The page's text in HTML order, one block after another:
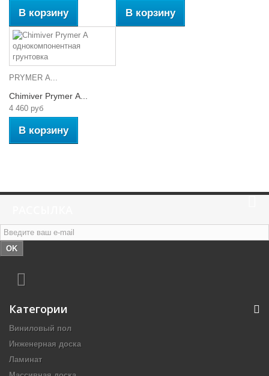
В корзину В корзину
PRYMER А...
Chimiver Prymer А...
4 460 руб
В корзину
OK
Категории
Виниловый пол
Инженерная доска
Ламинат